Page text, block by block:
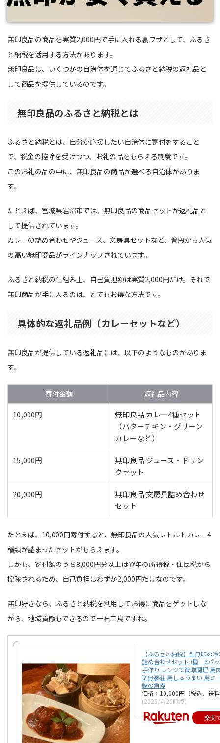
無印良品の商品を実質2,000円で手に入れる裏ワザとして、ふるさ
と納税を活用する方法があります。
無印良品は、いくつかの自治体を通じてふるさと納税の返礼品と
して商品を提供しているのです。
無印良品のふるさと納税とは
ふるさと納税とは、自分が応援したい自治体に寄付をすること
で、税金の控除を受けつつ、お礼の品をもらえる制度です。
このお礼の品の中に、無印良品の商品が選べる自治体がありま
す。
たとえば、宮城県岩沼市では、無印良品の商品セットが返礼品と
して提供されています。
カレーの詰め合わせやジュース、文房具セットなど、普段から人気
の高い無印商品がラインナップされています。
ふるさと納税の仕組み上、自己負担額は実質2,000円だけ。それで
無印商品が手に入るのは、とてもお得な方法です。
具体的な返礼品例（カレーセットなど）
無印良品が提供している返礼品には、以下のようなものがありま
す。
寄付金額
返礼品内容
10,000円
無印良品 カレー4種セット
（バターチキン・グリーン
カレーなど）
15,000円
無印良品 ジュース・ドリン
クセット
20,000円
無印良品 文房具詰め合わせ
セット
たとえば、10,000円寄付すると、無印良品の人気レトルトカレー4
種類が詰まったセットがもらえます。
しかも、寄付額のうち8,000円分以上は翌年の所得税・住民税から
控除されるため、自己負担はわずか2,000円だけなのです。
無印好きなら、ふるさと納税を利用してお得に商品をゲットしな
がら、地域貢献もできるので一石二鳥ですね。
【ふるさと納税】型無印の
詰め合わせセット3種 6パッ
手作り レンジで簡単調理 馬
型無夢荘 馬しゅうまい 馬ミ
豚の角煮
価格：10,000円（税込、送
(2025/4/26時点)
楽天